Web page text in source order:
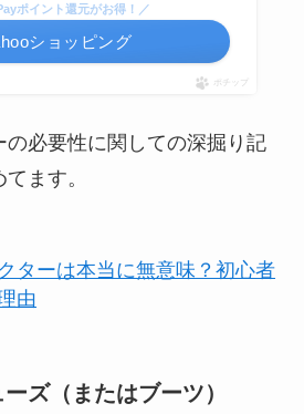
ポイント還元がお得！／
ショッピング
ポチップ
必要性に関しての深掘り記
ます。
ターは本当に無意味？初心者
由
ズ（またはブーツ）